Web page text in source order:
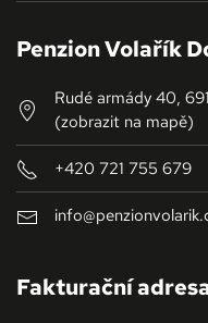
Penzion Volařík
Rudé armády 40,
(zobrazit na mapě)
+420 721 755 679
Fakturační